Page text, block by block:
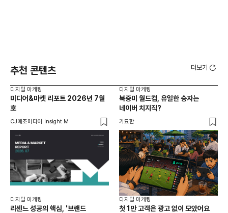
추천 콘텐츠 더보기
디지털 마케팅
미디어&마켓 리포트 2026년 7월
호
CJ메조미디어 Insight M
디지털 마케팅
북중미 월드컵, 유일한 승자는
네이버 치지직?
기묘한
디지털 마케팅
리센느 성공의 핵심, '브랜드
디지털 마케팅
첫 1만 고객은 광고 없이 모았어요